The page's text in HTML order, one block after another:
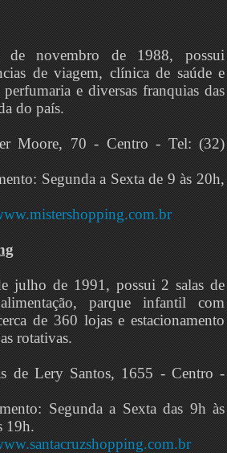
de novembro de 1988, possui
de viagem, clínica de saúde e
perfumaria e diversas franquias das
do país.
Moore, 70 - Centro - Tel: (32)
Segunda a Sexta de 9 às 20h,
julho de 1991, possui 2 salas de
parque infantil com
de 360 lojas e estacionamento
rotativas.
de Lery Santos, 1655 - Centro -
Segunda a Sexta das 9h às
19h.